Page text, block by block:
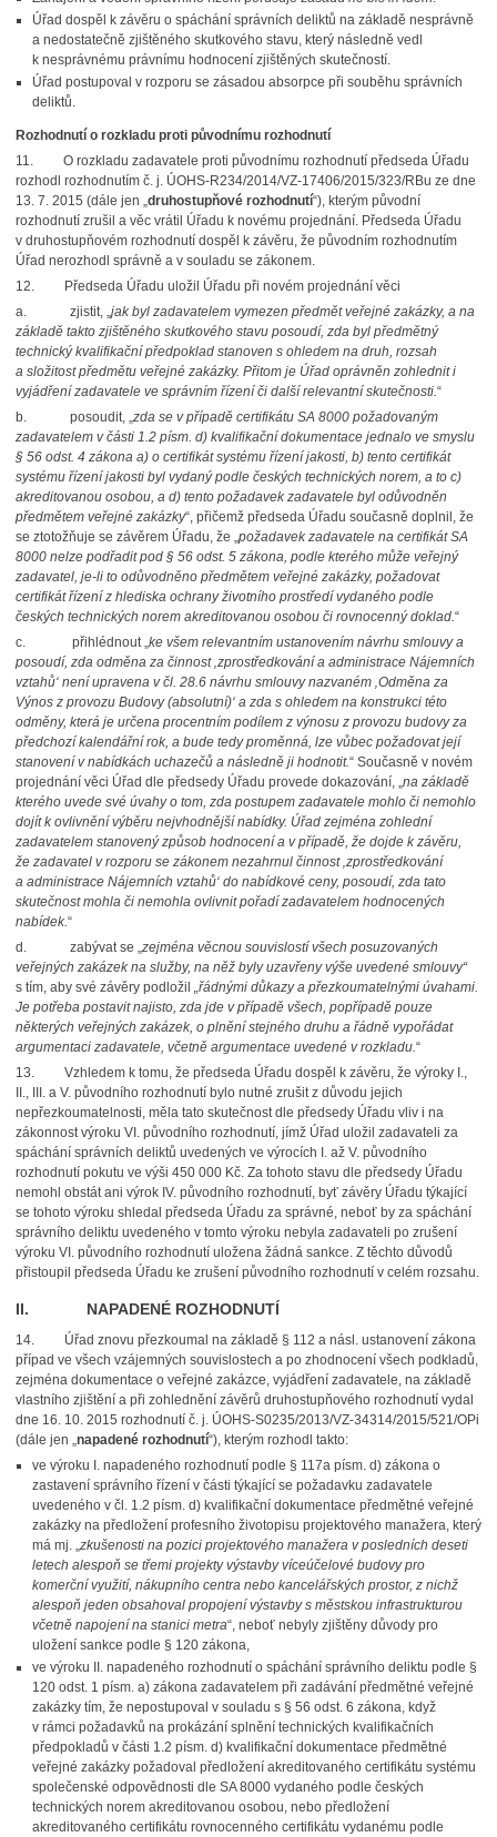
Úřad dospěl k závěru o spáchání správních deliktů na základě nesprávně
a nedostatečně zjištěného skutkového stavu, který následně vedl
k nesprávnému právnímu hodnocení zjištěných skutečností.
Úřad postupoval v rozporu se zásadou absorpce při souběhu správních
deliktů.
Rozhodnutí o rozkladu proti původnímu rozhodnutí
11.
O rozkladu zadavatele proti původnímu rozhodnutí předseda Úřadu
rozhodl rozhodnutím č. j. ÚOHS-R234/2014/VZ-17406/2015/323/RBu ze dne
13. 7. 2015 (dále jen „druhostupňové rozhodnutí“), kterým původní
rozhodnutí zrušil a věc vrátil Úřadu k novému projednání. Předseda Úřadu
v druhostupňovém rozhodnutí dospěl k závěru, že původním rozhodnutím
Úřad nerozhodl správně a v souladu se zákonem.
12.
Předseda Úřadu uložil Úřadu při novém projednání věci
a.
zjistit, „jak byl zadavatelem vymezen předmět veřejné zakázky, a na
základě takto zjištěného skutkového stavu posoudí, zda byl předmětný
technický kvalifikační předpoklad stanoven s ohledem na druh, rozsah
a složitost předmětu veřejné zakázky. Přitom je Úřad oprávněn zohlednit i
vyjádření zadavatele ve správním řízení či další relevantní skutečnosti.“
b.
posoudit, „zda se v případě certifikátu SA 8000 požadovaným
zadavatelem v části 1.2 písm. d) kvalifikační dokumentace jednalo ve smyslu
§ 56 odst. 4 zákona a) o certifikát systému řízení jakosti, b) tento certifikát
systému řízení jakosti byl vydaný podle českých technických norem, a to c)
akreditovanou osobou, a d) tento požadavek zadavatele byl odůvodněn
předmětem veřejné zakázky“, přičemž předseda Úřadu současně doplnil, že
se ztotožňuje se závěrem Úřadu, že „požadavek zadavatele na certifikát SA
8000 nelze podřadit pod § 56 odst. 5 zákona, podle kterého může veřejný
zadavatel, je-li to odůvodněno předmětem veřejné zakázky, požadovat
certifikát řízení z hlediska ochrany životního prostředí vydaného podle
českých technických norem akreditovanou osobou či rovnocenný doklad.“
c.
přihlédnout „ke všem relevantním ustanovením návrhu smlouvy a
posoudí, zda odměna za činnost ‚zprostředkování a administrace Nájemních
vztahů‘ není upravena v čl. 28.6 návrhu smlouvy nazvaném ‚Odměna za
Výnos z provozu Budovy (absolutní)‘ a zda s ohledem na konstrukci této
odměny, která je určena procentním podílem z výnosu z provozu budovy za
předchozí kalendářní rok, a bude tedy proměnná, lze vůbec požadovat její
stanovení v nabídkách uchazečů a následně ji hodnotit.“ Současně v novém
projednání věci Úřad dle předsedy Úřadu provede dokazování, „na základě
kterého uvede své úvahy o tom, zda postupem zadavatele mohlo či nemohlo
dojít k ovlivnění výběru nejvhodnější nabídky. Úřad zejména zohlední
zadavatelem stanovený způsob hodnocení a v případě, že dojde k závěru,
že zadavatel v rozporu se zákonem nezahrnul činnost ‚zprostředkování
a administrace Nájemních vztahů‘ do nabídkové ceny, posoudí, zda tato
skutečnost mohla či nemohla ovlivnit pořadí zadavatelem hodnocených
nabídek.“
d.
zabývat se „zejména věcnou souvislostí všech posuzovaných
veřejných zakázek na služby, na něž byly uzavřeny výše uvedené smlouvy“
s tím, aby své závěry podložil „řádnými důkazy a přezkoumatelnými úvahami.
Je potřeba postavit najisto, zda jde v případě všech, popřípadě pouze
některých veřejných zakázek, o plnění stejného druhu a řádně vypořádat
argumentaci zadavatele, včetně argumentace uvedené v rozkladu.“
13.
Vzhledem k tomu, že předseda Úřadu dospěl k závěru, že výroky I.,
II., III. a V. původního rozhodnutí bylo nutné zrušit z důvodu jejich
nepřezkoumatelnosti, měla tato skutečnost dle předsedy Úřadu vliv i na
zákonnost výroku VI. původního rozhodnutí, jímž Úřad uložil zadavateli za
spáchání správních deliktů uvedených ve výrocích I. až V. původního
rozhodnutí pokutu ve výši 450 000 Kč. Za tohoto stavu dle předsedy Úřadu
nemohl obstát ani výrok IV. původního rozhodnutí, byť závěry Úřadu týkající
se tohoto výroku shledal předseda Úřadu za správné, neboť by za spáchání
správního deliktu uvedeného v tomto výroku nebyla zadavateli po zrušení
výroku VI. původního rozhodnutí uložena žádná sankce. Z těchto důvodů
přistoupil předseda Úřadu ke zrušení původního rozhodnutí v celém rozsahu.
II. NAPADENÉ ROZHODNUTÍ
14.
Úřad znovu přezkoumal na základě § 112 a násl. ustanovení zákona
případ ve všech vzájemných souvislostech a po zhodnocení všech podkladů,
zejména dokumentace o veřejné zakázce, vyjádření zadavatele, na základě
vlastního zjištění a při zohlednění závěrů druhostupňového rozhodnutí vydal
dne 16. 10. 2015 rozhodnutí č. j. ÚOHS-S0235/2013/VZ-34314/2015/521/OPi
(dále jen „napadené rozhodnutí“), kterým rozhodl takto:
ve výroku I. napadeného rozhodnutí podle § 117a písm. d) zákona o
zastavení správního řízení v části týkající se požadavku zadavatele
uvedeného v čl. 1.2 písm. d) kvalifikační dokumentace předmětné veřejné
zakázky na předložení profesního životopisu projektového manažera, který
má mj. „zkušenosti na pozici projektového manažera v posledních deseti
letech alespoň se třemi projekty výstavby víceúčelové budovy pro
komerční využití, nákupního centra nebo kancelářských prostor, z nichž
alespoň jeden obsahoval propojení výstavby s městskou infrastrukturou
včetně napojení na stanici metra“, neboť nebyly zjištěny důvody pro
uložení sankce podle § 120 zákona,
ve výroku II. napadeného rozhodnutí o spáchání správního deliktu podle §
120 odst. 1 písm. a) zákona zadavatelem při zadávání předmětné veřejné
zakázky tím, že nepostupoval v souladu s § 56 odst. 6 zákona, když
v rámci požadavků na prokázání splnění technických kvalifikačních
předpokladů v části 1.2 písm. d) kvalifikační dokumentace předmětné
veřejné zakázky požadoval předložení akreditovaného certifikátu systému
společenské odpovědnosti dle SA 8000 vydaného podle českých
technických norem akreditovanou osobou, nebo předložení
akreditovaného certifikátu rovnocenného certifikátu vydanému podle